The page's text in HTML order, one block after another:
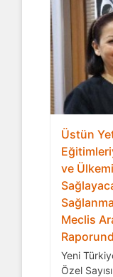
Üstün
ve
Meclis
Yeni
Özel